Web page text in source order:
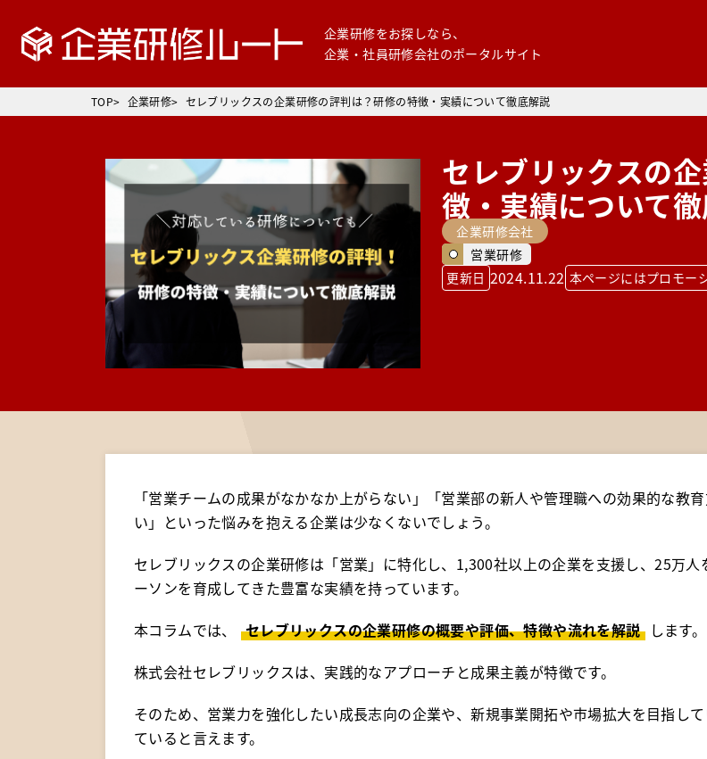
企業研修をお探しなら、
企業・社員研修会社のポータルサイト
TOP 企業研修 セレブリックスの企業研修の評判は？研修の特徴・実績について徹底解説
セレブリックスの
徴・実績について
企業研修会社
営業研修
更新日 2024.11.22 本ページにはプロモー
「営業チームの成果がなかなか上がらない」「営業部の新人や管理職への効果的な教
い」といった悩みを抱える企業は少なくないでしょう。
セレブリックスの企業研修は「営業」に特化し、1,300社以上の企業を支援し、25万人
ーソンを育成してきた豊富な実績を持っています。
本コラムでは、
セレブリックスの企業研修の概要や評価、特徴や流れを解説 します。
株式会社セレブリックスは、実践的なアプローチと成果主義が特徴です。
そのため、営業力を強化したい成長志向の企業や、新規事業開拓や市場拡大を目指し
ていると言えます。